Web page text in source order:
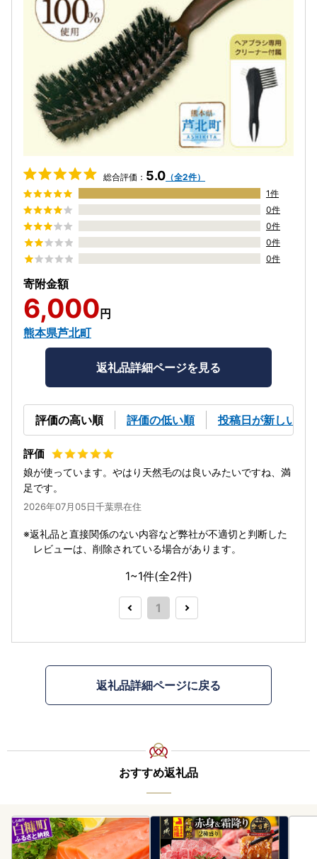
総合評価： 5.0 （全2件）
1件
0件
0件
0件
0件
寄附金額
6,000 円
熊本県芦北町
返礼品詳細ページを見る
評価の高い順 評価の低い順 投稿日が新しい順
娘が使っています。やはり天然毛のは良いみたいですね、満
足です。
2026年07月05日千葉県在住
返礼品と直接関係のない内容など弊社が不適切と判断した
レビューは、削除されている場合があります。
1~1件(全2件)
1
返礼品詳細ページに戻る
おすすめ返礼品